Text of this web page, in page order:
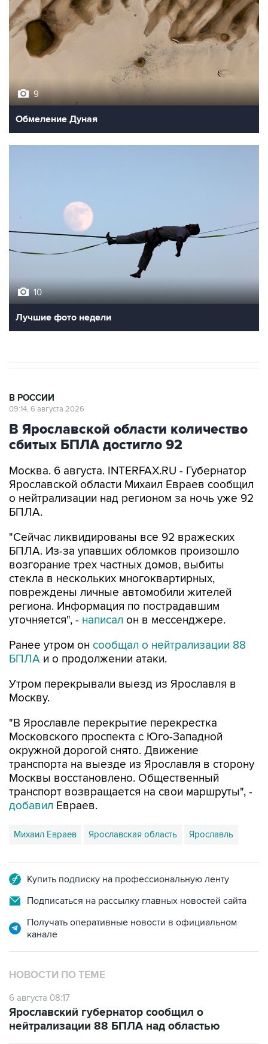
9
Обмеление Дуная
10
Лучшие фото недели
В РОССИИ
09:14, 6 августа 2026
В Ярославской области количество
сбитых БПЛА достигло 92
Москва. 6 августа. INTERFAX.RU - Губернатор
Ярославской области Михаил Евраев сообщил
о нейтрализации над регионом за ночь уже 92
БПЛА.
"Сейчас ликвидированы все 92 вражеских
БПЛА. Из-за упавших обломков произошло
возгорание трех частных домов, выбиты
стекла в нескольких многоквартирных,
повреждены личные автомобили жителей
региона. Информация по пострадавшим
уточняется", - написал он в мессенджере.
Ранее утром он сообщал о нейтрализации 88
БПЛА и о продолжении атаки.
Утром перекрывали выезд из Ярославля в
Москву.
"В Ярославле перекрытие перекрестка
Московского проспекта с Юго-Западной
окружной дорогой снято. Движение
транспорта на выезде из Ярославля в сторону
Москвы восстановлено. Общественный
транспорт возвращается на свои маршруты", -
добавил Евраев.
Михаил Евраев Ярославская область Ярославль
Купить подписку на профессиональную ленту
Подписаться на рассылку главных новостей сайта
Получать оперативные новости в официальном
канале
НОВОСТИ ПО ТЕМЕ
6 августа 08:17
Ярославский губернатор сообщил о
нейтрализации 88 БПЛА над областью